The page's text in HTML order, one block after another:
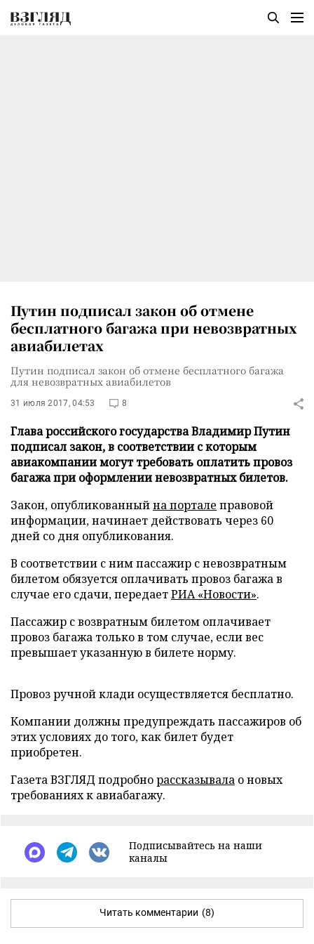
Путин подписал закон об отмене
бесплатного багажа при невозвратных
авиабилетах
Путин подписал закон об отмене бесплатного багажа
для невозвратных авиабилетов
31 июля 2017, 04:53 8
Глава российского государства Владимир Путин
подписал закон, в соответствии с которым
авиакомпании могут требовать оплатить провоз
багажа при оформлении невозвратных билетов.
Закон, опубликованныйна портале правовой
информации, начинает действовать через 60
дней со дня опубликования.
В соответствии с ним пассажир с невозвратным
билетом обязуется оплачивать провоз багажа в
случае его сдачи, передаетРИА «Новости».
Пассажир с возвратным билетом оплачивает
провоз багажа только в том случае, если вес
превышает указанную в билете норму.
Провоз ручной клади осуществляется бесплатно.
Компании должны предупреждать пассажиров об
этих условиях до того, как билет будет
приобретен.
Газета ВЗГЛЯД подробнорассказывала о новых
требованиях к авиабагажу.
Подписывайтесь на наши
каналы
Читать комментарии (8)